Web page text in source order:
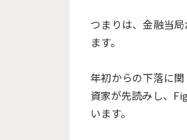
つまりは、金融当
ます。
年初からの下落に
資家が先読みし、
います。